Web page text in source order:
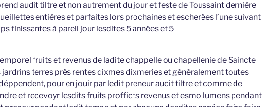
audit tiltre et non autrement du jour et feste de Toussaint dernière
entières et parfaites lors prochaines et escherées l’une suivant
finissantes à pareil jour lesdites 5 années et 5
fruits et revenus de ladite chappelle ou chapellenie de Saincte
jardrins terres prés rentes dixmes dixmeries et généralement toutes
pour en jouir par ledit preneur audit tiltre et comme de
et recevoyr lesdits fruits profficts revenus et esmollumens pendant